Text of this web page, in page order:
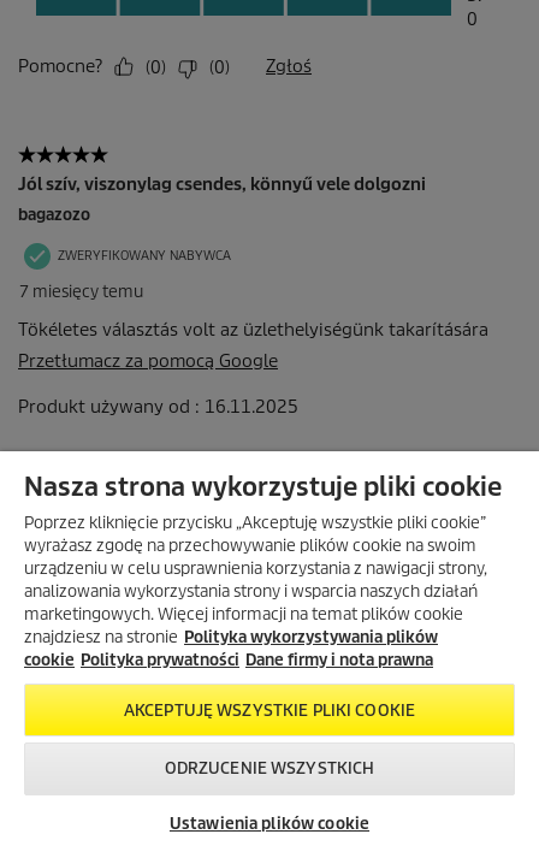
sklepie
internetowym
Nasza strona wykorzystuje pliki cookie
Poprzez kliknięcie przycisku „Akceptuję wszystkie pliki cookie”
wyrażasz zgodę na przechowywanie plików cookie na swoim
urządzeniu w celu usprawnienia korzystania z nawigacji strony,
analizowania wykorzystania strony i wsparcia naszych działań
marketingowych. Więcej informacji na temat plików cookie
znajdziesz na stronie Polityka wykorzystywania plików
cookie Polityka prywatności Dane firmy i nota prawna
AKCEPTUJĘ WSZYSTKIE PLIKI COOKIE
ODRZUCENIE WSZYSTKICH
Ustawienia plików cookie